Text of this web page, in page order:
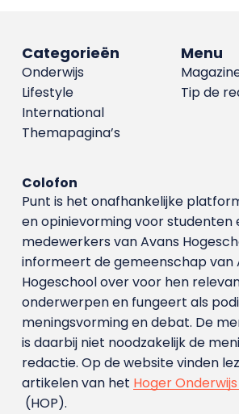
Menu
Tip de
Categorieën
Onderwijs
Lifestyle
International
Themapagina’s
Colofon
Punt is het onafhankelijke
en opinievorming voor studenten
medewerkers van Avans
informeert de gemeenschap van
Hogeschool over voor hen
onderwerpen en fungeert als
meningsvorming en debat. De
is daarbij niet noodzakelijk de
redactie. Op de website vinden
artikelen van het Hoger
(HOP).